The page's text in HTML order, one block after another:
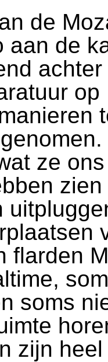
de
aan de
op
ze
flarden
soms
zijn